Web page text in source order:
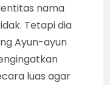
nama
Tetapi dia
Ayun-ayun
luas agar